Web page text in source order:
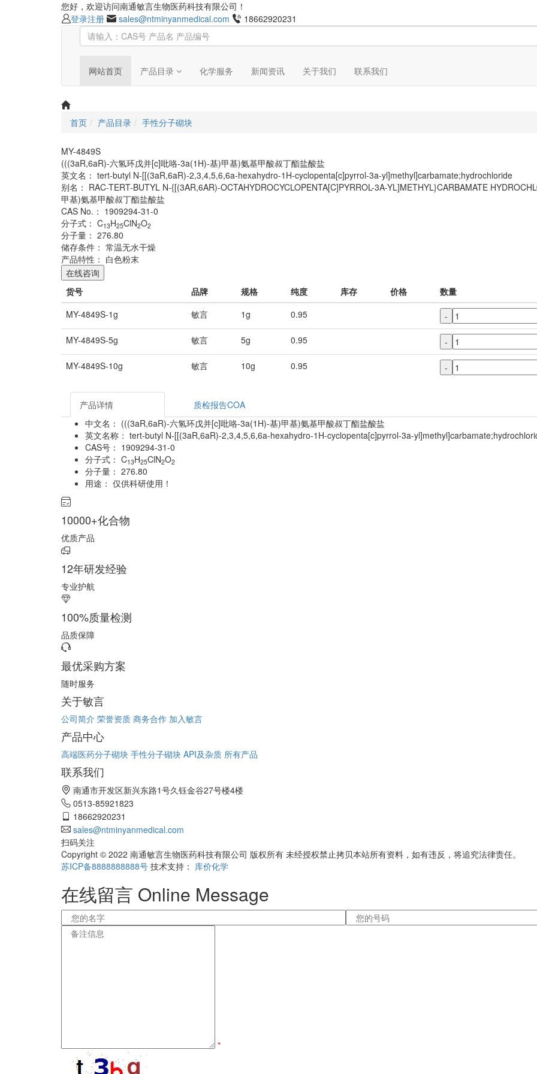
您好，欢迎访问南通敏言生物医药科技有限公司！
登录注册 sales@ntminyanmedical.com
18662920231
网站首页 产品目录 化学服务 新闻资讯 关于我们 联系我们
首页 产品目录 手性分子砌块
MY-4849S
(((3aR,6aR)-六氢环戊并[c]吡咯-3a(1H)-基)甲基)氨基甲酸叔丁酯盐酸盐
英文名： tert-butyl N-[[(3aR,6aR)-2,3,4,5,6,6a-hexahydro-1H-cyclopenta[c]pyrrol-3a-yl]methyl]carbamate;hydrochloride
别名： RAC-TERT-BUTYL N-{[(3AR,6AR)-OCTAHYDROCYCLOPENTA[C]PYRROL-3A-YL]METHYL}CARBAMATE
甲基)氨基甲酸叔丁酯盐酸盐
CAS No.： 1909294-31-0
分子式： C13H25ClN2O2
分子量： 276.80
储存条件： 常温无水干燥
产品特性： 白色粉末
在线咨询
货号
品牌 规格 纯度 库存 价格 数量
MY-4849S-1g
敏言 1g 0.95 -
MY-4849S-5g
敏言 5g 0.95 -
MY-4849S-10g
敏言 10g 0.95 -
产品详情
质检报告COA
中文名： (((3aR,6aR)-六氢环戊并[c]吡咯-3a(1H)-基)甲基)氨基甲酸叔丁酯盐酸盐
英文名称： tert-butyl N-[[(3aR,6aR)-2,3,4,5,6,6a-hexahydro-1H-cyclopenta[c]pyrrol-3a-
CAS号： 1909294-31-0
分子式： C13H25ClN2O2
分子量： 276.80
用途： 仅供科研使用！
10000+化合物
优质产品
12年研发经验
专业护航
100%质量检测
品质保障
最优采购方案
随时服务
关于敏言
公司简介 荣誉资质 商务合作 加入敏言
产品中心
高端医药分子砌块 手性分子砌块 API及杂质 所有产品
联系我们
南通市开发区新兴东路1号久钰金谷27号楼4楼
0513-85921823
18662920231
sales@ntminyanmedical.com
扫码关注
Copyright © 2022 南通敏言生物医药科技有限公司 版权所有 未经授权禁止拷贝本站所有资料，如有违反，将追究法律责任。
苏ICP备8888888888号 技术支持： 库价化学
在线留言 Online Message
*